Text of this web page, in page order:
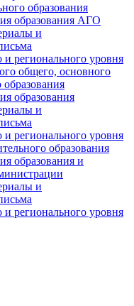
образования
образования АГО
и
регионального уровня
общего, основного
образования
и
регионального уровня
образования
образования и
и
регионального уровня